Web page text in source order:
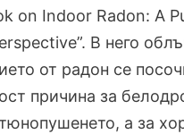
on Indoor Radon: A
В него
от радон се
причина за
а за